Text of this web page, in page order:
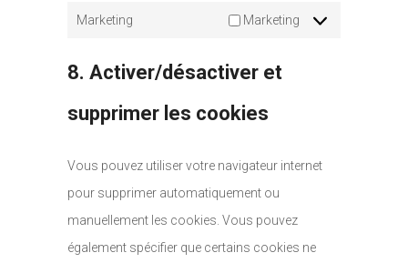
Marketing Marketing
8. Activer/désactiver et
supprimer les cookies
Vous pouvez utiliser votre navigateur internet
pour supprimer automatiquement ou
manuellement les cookies. Vous pouvez
également spécifier que certains cookies ne